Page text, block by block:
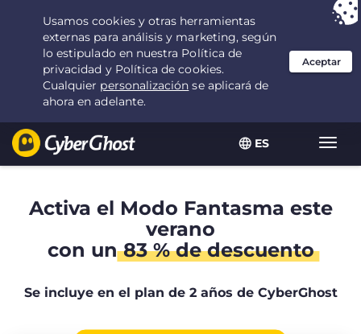
ES
Tu elección: la mejor ofertadurante 2.1666666666667 años por $
2.19
/mes
Activa el Modo Fantasma este
verano
con un83 % de descuento
Se incluye en el plan de 2 años de CyberGhost